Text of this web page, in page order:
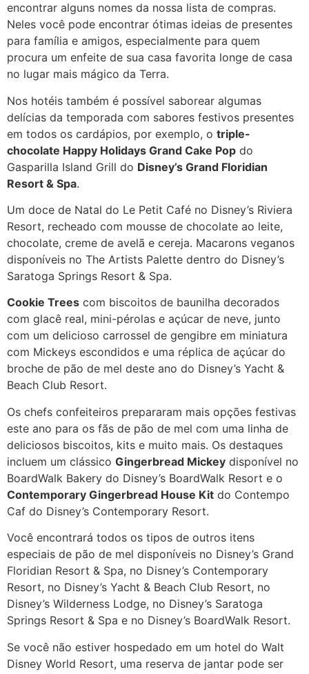
encontrar alguns nomes da nossa lista de compras.
Neles você pode encontrar ótimas ideias de presentes
para família e amigos, especialmente para quem
procura um enfeite de sua casa favorita longe de casa
no lugar mais mágico da Terra.
Nos hotéis também é possível saborear algumas
delícias da temporada com sabores festivos presentes
em todos os cardápios, por exemplo, o triple-
chocolate Happy Holidays Grand Cake Pop do
Gasparilla Island Grill do Disney’s Grand Floridian
Resort & Spa.
Um doce de Natal do Le Petit Café no Disney’s Riviera
Resort, recheado com mousse de chocolate ao leite,
chocolate, creme de avelã e cereja. Macarons veganos
disponíveis no The Artists Palette dentro do Disney’s
Saratoga Springs Resort & Spa.
Cookie Trees com biscoitos de baunilha decorados
com glacê real, mini-pérolas e açúcar de neve, junto
com um delicioso carrossel de gengibre em miniatura
com Mickeys escondidos e uma réplica de açúcar do
broche de pão de mel deste ano do Disney’s Yacht &
Beach Club Resort.
Os chefs confeiteiros prepararam mais opções festivas
este ano para os fãs de pão de mel com uma linha de
deliciosos biscoitos, kits e muito mais. Os destaques
incluem um clássico Gingerbread Mickey disponível no
BoardWalk Bakery do Disney’s BoardWalk Resort e o
Contemporary Gingerbread House Kit do Contempo
Caf do Disney’s Contemporary Resort.
Você encontrará todos os tipos de outros itens
especiais de pão de mel disponíveis no Disney’s Grand
Floridian Resort & Spa, no Disney’s Contemporary
Resort, no Disney’s Yacht & Beach Club Resort, no
Disney’s Wilderness Lodge, no Disney’s Saratoga
Springs Resort & Spa e no Disney’s BoardWalk Resort.
Se você não estiver hospedado em um hotel do Walt
Disney World Resort, uma reserva de jantar pode ser